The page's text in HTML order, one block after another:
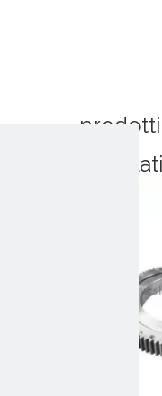
prodotti
correlati